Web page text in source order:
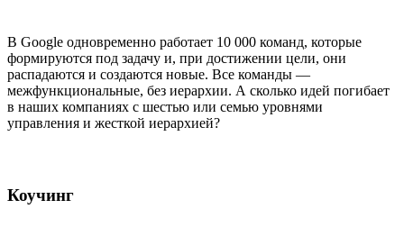
В Google одновременно работает 10 000 команд, которые
формируются под задачу и, при достижении цели, они
распадаются и создаются новые. Все команды —
межфункциональные, без иерархии. А сколько идей погибает
в наших компаниях с шестью или семью уровнями
управления и жесткой иерархией?
Коучинг